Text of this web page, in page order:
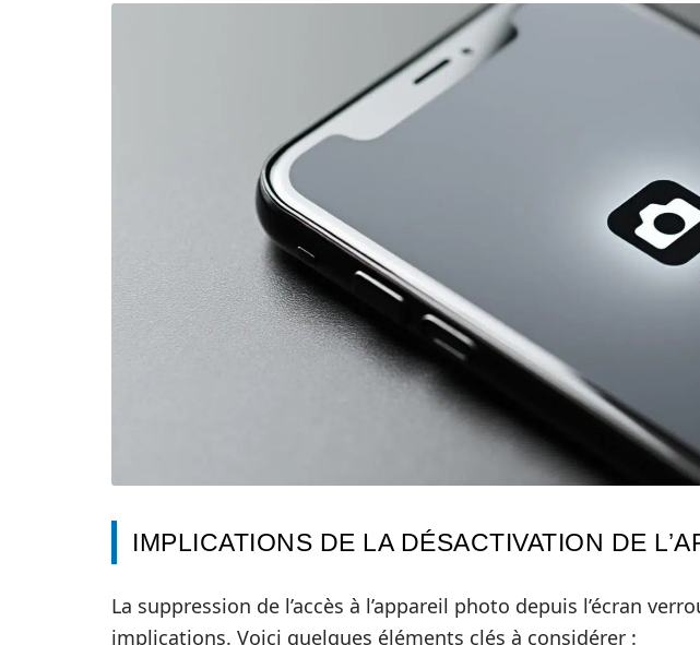
IMPLICATIONS DE LA DÉSACTIVATION DE
La suppression de l’accès à l’appareil photo depuis l’écran
implications. Voici quelques éléments clés à considérer :